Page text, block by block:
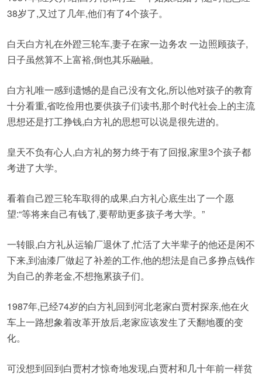
38岁了,又过了几年,他们有了4个孩子。
白天白方礼在外蹬三轮车,妻子在家一边务农 一边照顾孩子,
日子虽然算不上富裕,倒也其乐融融。
白方礼唯一感到遗憾的是自己没有文化,所以他对孩子的教育
十分看重,省吃俭用也要供孩子们读书,那个时代社会上的主流
思想还是打工挣钱,白方礼的思想可以说是很先进的。
皇天不负有心人,白方礼的努力终于有了回报,家里3个孩子都
考进了大学。
看着自己蹬三轮车取得的成果,白方礼心底生出了一个愿
望:“等将来自己有钱了,要帮助更多孩子考大学。”
一转眼,白方礼从运输厂退休了,忙活了大半辈子的他还是闲不
下来,到油漆厂做起了补差的工作,他的想法是自己多挣点钱作
为自己的养老金,不想拖累孩子们。
1987年,已经74岁的白方礼回到河北老家白贾村探亲,他在火
车上一路想象着改革开放后,老家应该发生了天翻地覆的变
化。
可没想到回到白贾村才惊奇地发现,白贾村和几十年前一样贫